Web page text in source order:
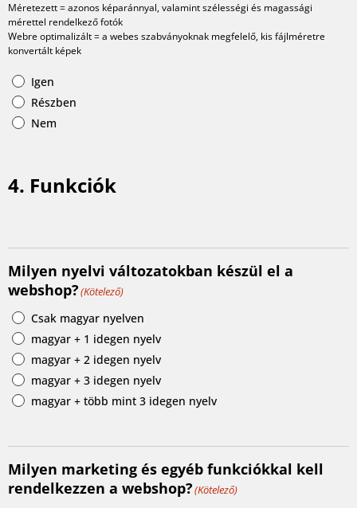
Méretezett = azonos képaránnyal, valamint szélességi és magassági
mérettel rendelkező fotók
Webre optimalizált = a webes szabványoknak megfelelő, kis fájlméretre
konvertált képek
Igen
Részben
Nem
4. Funkciók
Milyen nyelvi változatokban készül el a
webshop?(Kötelező)
Csak magyar nyelven
magyar + 1 idegen nyelv
magyar + 2 idegen nyelv
magyar + 3 idegen nyelv
magyar + több mint 3 idegen nyelv
Milyen marketing és egyéb funkciókkal kell
rendelkezzen a webshop?(Kötelező)